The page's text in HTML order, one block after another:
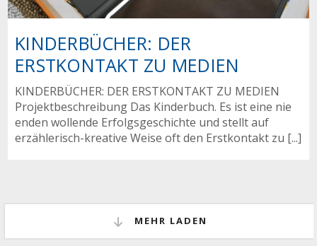
KINDERBÜCHER: DER
ERSTKONTAKT ZU MEDIEN
KINDERBÜCHER: DER ERSTKONTAKT ZU MEDIEN
Projektbeschreibung Das Kinderbuch. Es ist eine nie
enden wollende Erfolgsgeschichte und stellt auf
erzählerisch-kreative Weise oft den Erstkontakt zu [...]
MEHR LADEN